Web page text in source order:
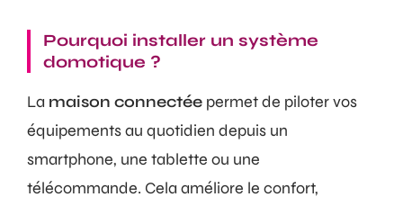
Pourquoi installer un système
domotique ?
La maison connectée permet de piloter vos
équipements au quotidien depuis un
smartphone, une tablette ou une
télécommande. Cela améliore le confort,